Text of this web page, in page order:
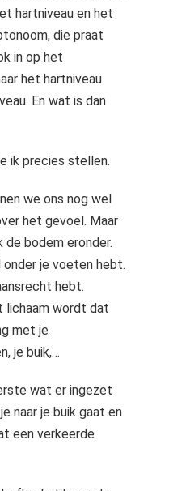
hartniveau en het
die praat
in op het
het hartniveau
En wat is dan
ik precies stellen.
we ons nog wel
het gevoel. Maar
de bodem eronder.
onder je voeten hebt.
hebt.
lichaam wordt dat
met je
je buik,…
wat er ingezet
naar je buik gaat en
een verkeerde